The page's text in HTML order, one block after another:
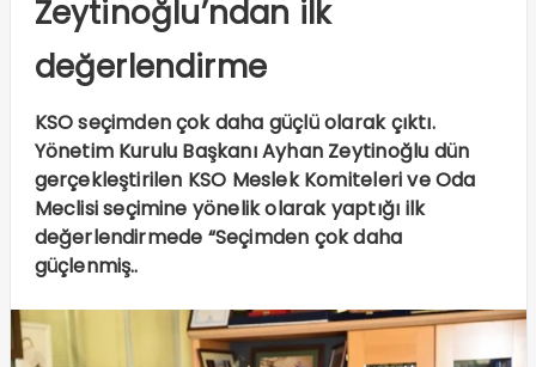
Zeytinoğlu’ndan ilk
değerlendirme
KSO seçimden çok daha güçlü olarak çıktı.
Yönetim Kurulu Başkanı Ayhan Zeytinoğlu dün
gerçekleştirilen KSO Meslek Komiteleri ve Oda
Meclisi seçimine yönelik olarak yaptığı ilk
değerlendirmede “Seçimden çok daha
güçlenmiş..